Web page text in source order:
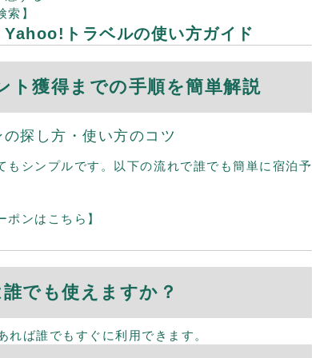
】
トラベルの使い方ガイド
ト獲得までの手順を簡単解説
探し方・使い方のコツ
もシンプルです。以下の流れで誰でも簡単に宿泊予
ンはこちら】
でも使えますか？
ば誰でもすぐに利用できます。